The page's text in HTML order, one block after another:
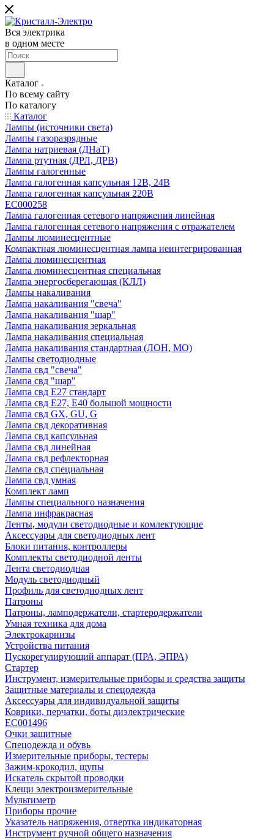
Вся электрика
в одном месте
Каталог
По всему сайту
По каталогу
Каталог
Лампы (источники света)
Лампы газоразрядные
Лампа натриевая (ДНаТ)
Лампа ртутная (ДРЛ, ДРВ)
Лампы галогенные
Лампа галогенная капсульная 12В, 24В
Лампа галогенная капсульная 220В
EC000258
Лампа галогенная сетевого напряжения линейная
Лампа галогенная сетевого напряжения с отражателем
Лампы люминесцентные
Компактная люминесцентная лампа неинтегрированная
Лампа люминесцентная
Лампа люминесцентная специальная
Лампа энергосберегающая (КЛЛ)
Лампы накаливания
Лампа накаливания "свеча"
Лампа накаливания "шар"
Лампа накаливания зеркальная
Лампа накаливания специальная
Лампа накаливания стандартная (ЛОН, МО)
Лампы светодиодные
Лампа свд "свеча"
Лампа свд "шар"
Лампа свд E27 стандарт
Лампа свд E27, Е40 большой мощности
Лампа свд GX, GU, G
Лампа свд декоративная
Лампа свд капсульная
Лампа свд линейная
Лампа свд рефлекторная
Лампа свд специальная
Лампа свд умная
Комплект ламп
Лампы специального назначения
Лампа инфракрасная
Ленты, модули светодиодные и комлектующие
Аксессуары для светодиодных лент
Блоки питания, контроллеры
Комплекты светодиодной ленты
Лента светодиодная
Модуль светодиодный
Профиль для светодиодных лент
Патроны
Патроны, ламподержатели, стартеродержатели
Умная техника для дома
Электрокарнизы
Устройства питания
Пускорегулирующий аппарат (ПРА, ЭПРА)
Стартер
Инструмент, измерительные приборы и средства защиты
Защитные материалы и спецодежда
Аксессуары для индивидуальной защиты
Коврики, перчатки, боты диэлектрические
EC001496
Очки защитные
Спецодежда и обувь
Измерительные приборы, тестеры
Зажим-крокодил, щупы
Искатель скрытой проводки
Клещи электроизмерительные
Мультиметр
Приборы прочие
Указатель напряжения, отвертка индикаторная
Инструмент ручной общего назначения